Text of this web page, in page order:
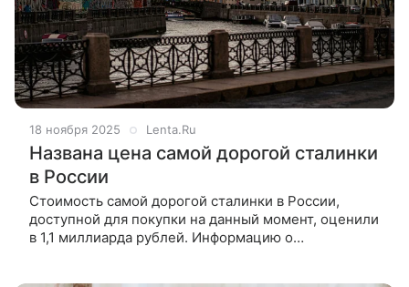
18 ноября 2025 Lenta.Ru
Названа цена самой дорогой сталинки
в России
Стоимость самой дорогой сталинки в России,
доступной для покупки на данный момент, оценили
в 1,1 миллиарда рублей. Информацию о